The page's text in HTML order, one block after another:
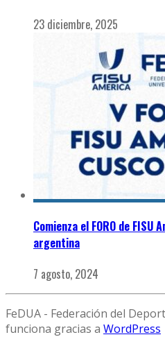
23 diciembre, 2025
Comienza el FORO de
argentina
7 agosto, 2024
FeDUA - Federación del
funciona gracias a WordPress